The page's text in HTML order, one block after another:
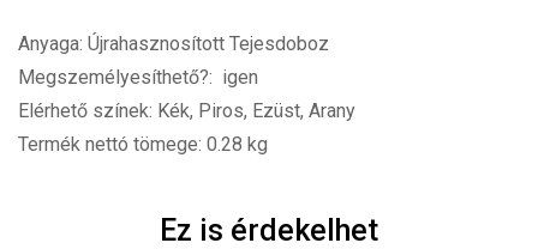
Anyaga: Újrahasznosított Tejesdoboz
Megszemélyesíthető?: igen
Elérhető színek: Kék, Piros, Ezüst, Arany
Termék nettó tömege: 0.28 kg
Ez is érdekelhet